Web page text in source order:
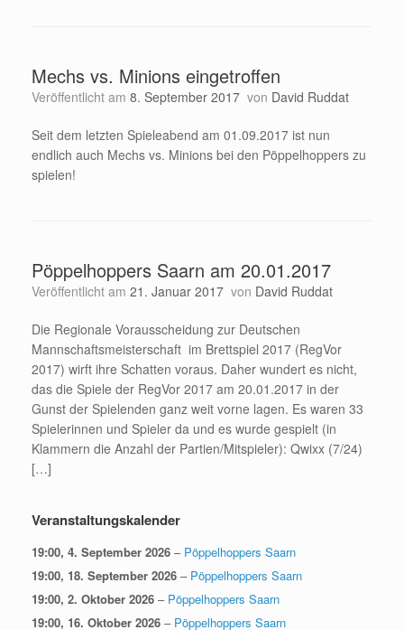
Mechs vs. Minions eingetroffen
Veröffentlicht am 8. September 2017 von David Ruddat
Seit dem letzten Spieleabend am 01.09.2017 ist nun
endlich auch Mechs vs. Minions bei den Pöppelhoppers zu
spielen!
Pöppelhoppers Saarn am 20.01.2017
Veröffentlicht am 21. Januar 2017 von David Ruddat
Die Regionale Vorausscheidung zur Deutschen
Mannschaftsmeisterschaft im Brettspiel 2017 (RegVor
2017) wirft ihre Schatten voraus. Daher wundert es nicht,
das die Spiele der RegVor 2017 am 20.01.2017 in der
Gunst der Spielenden ganz weit vorne lagen. Es waren 33
Spielerinnen und Spieler da und es wurde gespielt (in
Klammern die Anzahl der Partien/Mitspieler): Qwixx (7/24)
[…]
Veranstaltungskalender
19:00, 4. September 2026 – Pöppelhoppers Saarn
19:00, 18. September 2026 – Pöppelhoppers Saarn
19:00, 2. Oktober 2026 – Pöppelhoppers Saarn
19:00, 16. Oktober 2026 – Pöppelhoppers Saarn